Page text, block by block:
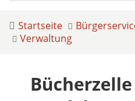
Startseite
Verwaltung